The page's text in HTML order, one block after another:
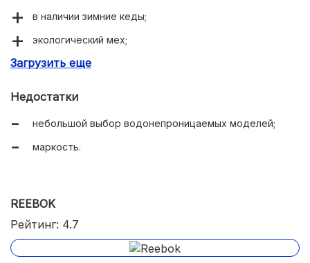
в наличии зимние кеды;
экологический мех;
легкая подошва.
Загрузить еще
Недостатки
небольшой выбор водонепроницаемых моделей;
маркость.
REEBOK
Рейтинг: 4.7